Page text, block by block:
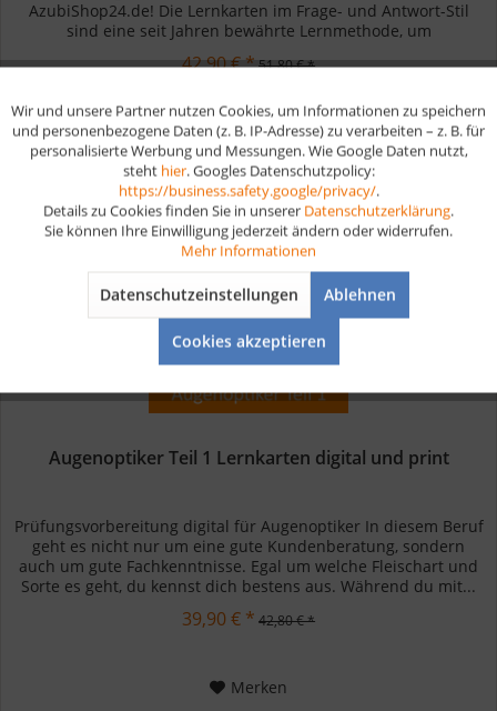
AzubiShop24.de! Die Lernkarten im Frage- und Antwort-Stil
sind eine seit Jahren bewährte Lernmethode, um
42,90 € *51,80 € *
Merken
Augenoptiker Teil 1 Lernkarten digital und print
Prüfungsvorbereitung digital für Augenoptiker In diesem Beruf
geht es nicht nur um eine gute Kundenberatung, sondern
auch um gute Fachkenntnisse. Egal um welche Fleischart und
Sorte es geht, du kennst dich bestens aus. Während du mit...
39,90 € * 42,80 € *
Merken
Funktionale Aktiv
Aktiv
Wir und unsere Partner nutzen Cookies, um Informationen zu speichern
und personenbezogene Daten (z. B. IP-Adresse) zu verarbeiten – z. B. für
personalisierte Werbung und Messungen. Wie Google Daten nutzt,
steht hier. Googles Datenschutzpolicy:
https://business.safety.google/privacy/.
Details zu Cookies finden Sie in unserer Datenschutzerklärung.
Sie können Ihre Einwilligung jederzeit ändern oder widerrufen.
Mehr Informationen
Datenschutzeinstellungen Ablehnen
Cookies akzeptieren